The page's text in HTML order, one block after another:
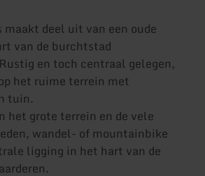
maakt deel uit van een oude
van de burchtstad
en toch centraal gelegen,
het ruime terrein met
tuin.
het grote terrein en de vele
wandel- of mountainbike
ligging in het hart van de